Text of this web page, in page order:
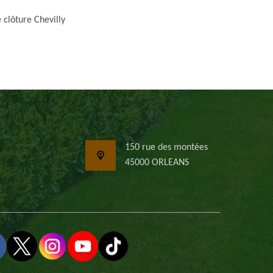
clôture Chevilly
150 rue des montées
45000 ORLEANS